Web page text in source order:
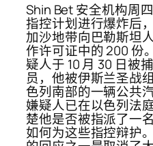
Shin Bet 安全机构周
指控计划进行爆炸后
加沙地带向巴勒斯坦
作许可证中的 200 份
疑人于 10 月 30 日被
员，他被伊斯兰圣战
色列南部的一辆公共
嫌疑人已在以色列法
楚他是否被指派了一
如何为这些指控辩护